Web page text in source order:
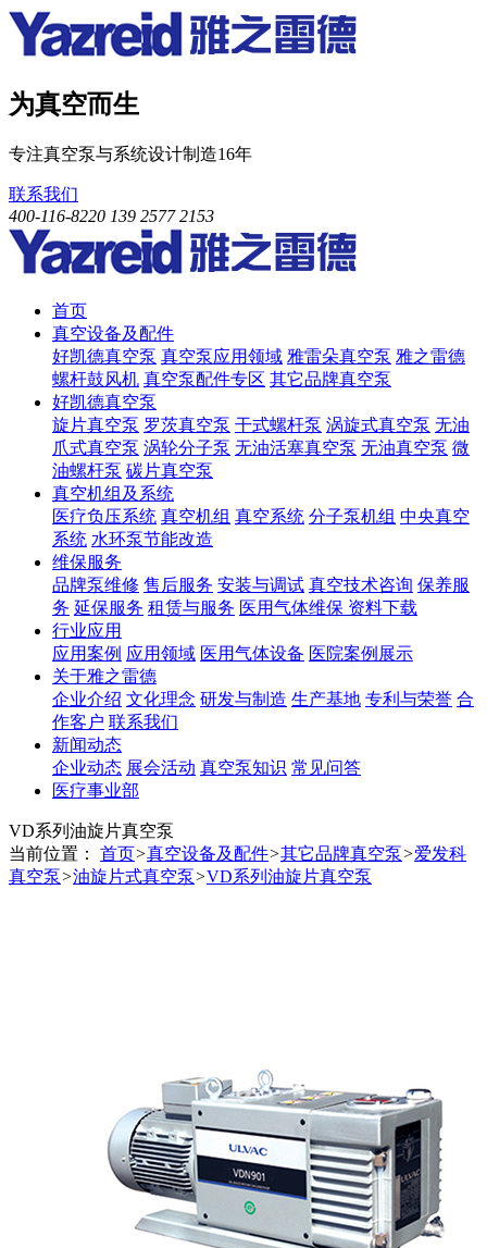
为真空而生
专注真空泵与系统设计制造16年
联系我们
400-116-8220 139 2577 2153
首页
真空设备及配件
好凯德真空泵 真空泵应用领域 雅雷朵真空泵 雅之雷德
螺杆鼓风机 真空泵配件专区 其它品牌真空泵
好凯德真空泵
旋片真空泵 罗茨真空泵 干式螺杆泵 涡旋式真空泵 无油
爪式真空泵 涡轮分子泵 无油活塞真空泵 无油真空泵 微
油螺杆泵 碳片真空泵
真空机组及系统
医疗负压系统 真空机组 真空系统 分子泵机组 中央真空
系统 水环泵节能改造
维保服务
品牌泵维修 售后服务 安装与调试 真空技术咨询 保养服
务 延保服务 租赁与服务 医用气体维保 资料下载
行业应用
应用案例 应用领域 医用气体设备 医院案例展示
关于雅之雷德
企业介绍 文化理念 研发与制造 生产基地 专利与荣誉 合
作客户 联系我们
新闻动态
企业动态 展会活动 真空泵知识 常见问答
医疗事业部
VD系列油旋片真空泵
当前位置：
首页>真空设备及配件>其它品牌真空泵>爱发科
真空泵>油旋片式真空泵>VD系列油旋片真空泵